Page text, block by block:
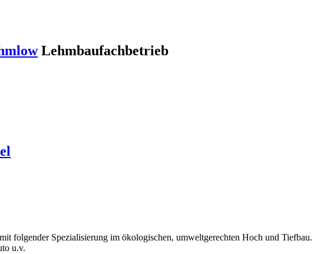
Lehmbaufachbetrieb
folgender Spezialisierung im ökologischen, umweltgerechten Hoch und
u.v.